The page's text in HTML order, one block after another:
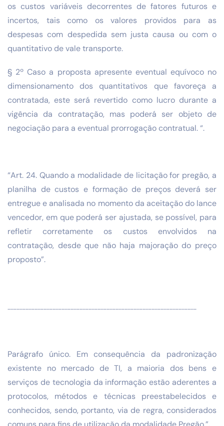
os custos variáveis decorrentes de fatores futuros e
incertos, tais como os valores providos para as
despesas com despedida sem justa causa ou com o
quantitativo de vale transporte.
§ 2º Caso a proposta apresente eventual equívoco no
dimensionamento dos quantitativos que favoreça a
contratada, este será revertido como lucro durante a
vigência da contratação, mas poderá ser objeto de
negociação para a eventual prorrogação contratual. “.
“Art. 24. Quando a modalidade de licitação for pregão, a
planilha de custos e formação de preços deverá ser
entregue e analisada no momento da aceitação do lance
vencedor, em que poderá ser ajustada, se possível, para
refletir corretamente os custos envolvidos na
contratação, desde que não haja majoração do preço
proposto”.
………………………………………………………………………………………………………………
Parágrafo único. Em consequência da padronização
existente no mercado de TI, a maioria dos bens e
serviços de tecnologia da informação estão aderentes a
protocolos, métodos e técnicas preestabelecidos e
conhecidos, sendo, portanto, via de regra, considerados